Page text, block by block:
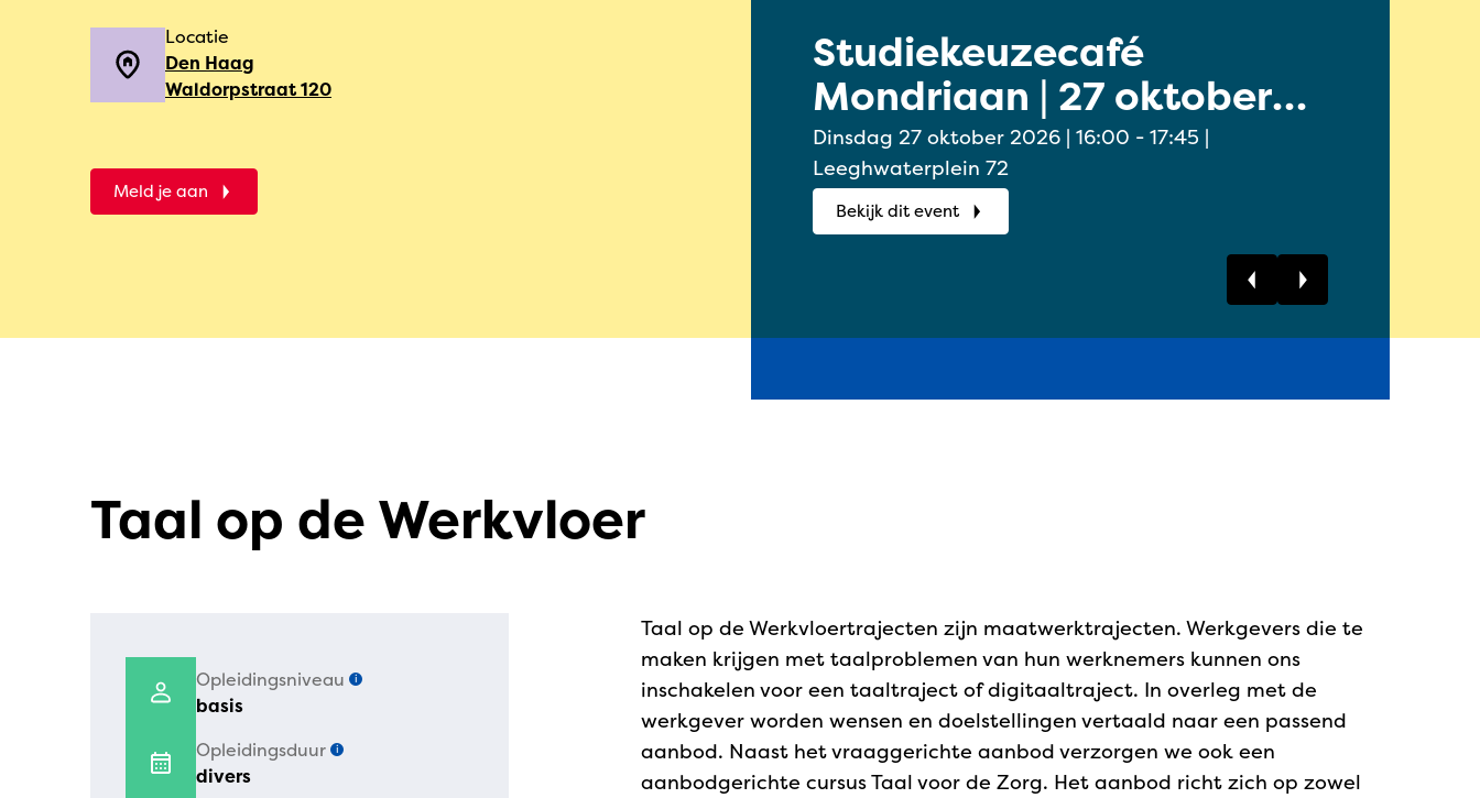
Locatie
Den Haag
Waldorpstraat 120
Meld je aan
Studiekeuzecafé
Mondriaan | 27 oktober
2026
Dinsdag 27 oktober 2026 | 16:00 - 17:45 |
Leeghwaterplein 72
Bekijk dit event
Taal op de Werkvloer
Opleidingsniveau i
basis
Opleidingsduur
i
divers
Taal op de Werkvloertrajecten zijn maatwerktrajecten. Werkgevers die te
maken krijgen met taalproblemen van hun werknemers kunnen ons
inschakelen voor een taaltraject of digitaaltraject. In overleg met de
werkgever worden wensen en doelstellingen vertaald naar een passend
aanbod. Naast het vraaggerichte aanbod verzorgen we ook een
aanbodgerichte cursus Taal voor de Zorg. Het aanbod richt zich op zowel